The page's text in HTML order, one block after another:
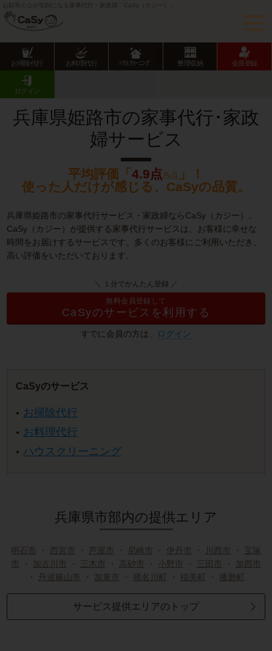
お財布と心が笑顔になる家事代行・家政婦「CaSy（カジー）」
お掃除代行 お料理代行 ﾊｳｽｸﾘｰﾆﾝｸﾞ 整理収納 会員登録
ログイン
CaSy TOP
姫路市の家事代行･家政婦サービス
兵庫県姫路市の家事代行･家政
婦サービス
平均評価「 4.9点/5点
」！
使った人だけが感じる、CaSyの品質。
兵庫県姫路市の家事代行サービス・家政婦ならCaSy（カジー）。
CaSy（カジー）が提供する家事代行サービスは、お客様に幸せな
時間をお届けするサービスです。多くのお客様にご利用いただき、
高い評価をいただいております。
＼ １分でかんたん登録 ／
無料会員登録して
CaSyのサービスを利用する
すでに会員の方は、 ログイン
CaSyのサービス
お掃除代行
お料理代行
ハウスクリーニング
兵庫県市部内の提供エリア
明石市 ・ 西宮市 ・ 芦屋市 ・ 尼崎市 ・ 伊丹市 ・ 川西市 ・ 宝塚
市
・ 加古川市 ・ 三木市 ・ 高砂市 ・ 小野市 ・ 三田市 ・ 加西市
・
丹波篠山市 ・ 加東市 ・ 猪名川町 ・ 稲美町 ・ 播磨町
サービス提供エリアのトップ